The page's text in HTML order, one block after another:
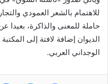
للاهتمام بالشعر العمودي
حاملة للمعنى والذاكرة، بعيدا
الديوان إضافة لافتة إلى
الوجداني العربي.